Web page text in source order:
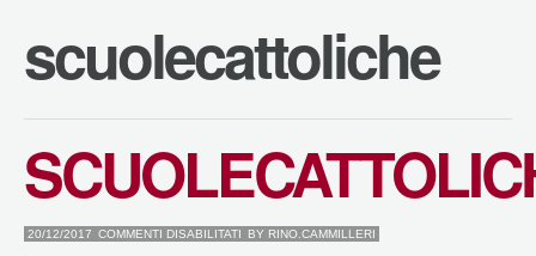
scuolecattoliche
20/12/2017 COMMENTI DISABILITATI SU
BY RINO.CAMMILLERI